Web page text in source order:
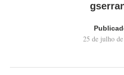
25 de julho de